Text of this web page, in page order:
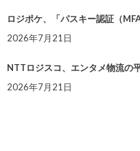
ロジポケ、「パスキー認証（
2026年7月21日
NTTロジスコ、エンタメ物流の
2026年7月21日